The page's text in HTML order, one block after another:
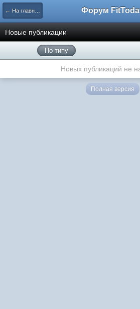
← На главную Форум
Новые публикации
По типу
Новых публикаций не
Полная версия